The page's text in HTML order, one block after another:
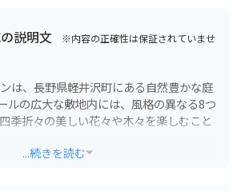
説明文 ※内容の正確性は保証されていませ
は、長野県軽井沢町にある自然豊かな庭
季折々の美しい花々や木々を楽しむこと
...続きを読む